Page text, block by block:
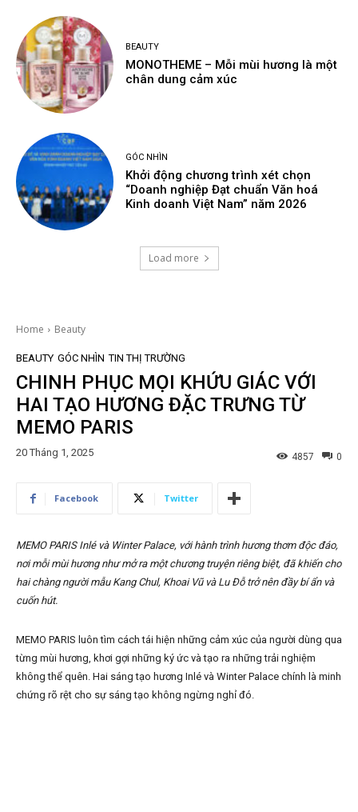
BEAUTY
MONOTHEME – Mỗi mùi hương là một
chân dung cảm xúc
GÓC NHÌN
Khởi động chương trình xét chọn
“Doanh nghiệp Đạt chuẩn Văn hoá
Kinh doanh Việt Nam” năm 2026
Load more